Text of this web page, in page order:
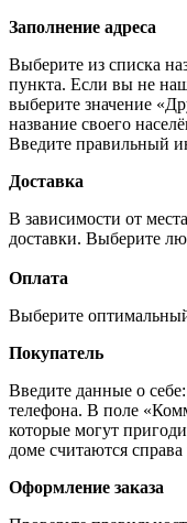
Заполнение адреса
Выберите из списка
пункта. Если вы не
выберите значение
название своего
Введите правильный
Доставка
В зависимости от
доставки. Выберите
Оплата
Выберите
Покупатель
Введите данные о
телефона. В поле
которые могут
доме считаются справа
Оформление заказа